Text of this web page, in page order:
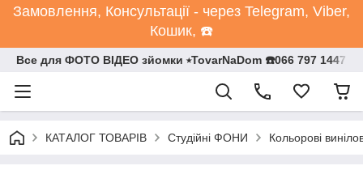
Замовлення, Консультації - через Telegram, Viber,
Кошик, ☎️
Все для ФОТО ВІДЕО зйомки ⭒TovarNaDom ☎️066 797 1447
КАТАЛОГ ТОВАРІВ Студійні ФОНИ Кольорові